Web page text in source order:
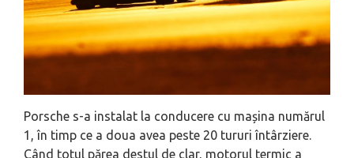
Porsche s-a instalat la conducere cu mașina numărul
1, în timp ce a doua avea peste 20 tururi întârziere.
Când totul părea destul de clar, motorul termic a